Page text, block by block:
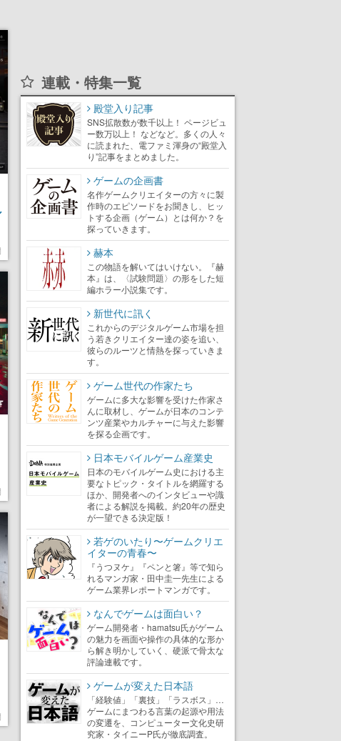
連載・特集一覧
殿堂入り記事
SNS拡散数が数千以上！ ページビュ
ー数万以上！ などなど。多くの人々
に読まれた、電ファミ渾身の“殿堂入
り”記事をまとめました。
ゲームの企画書
名作ゲームクリエイターの方々に製
作時のエピソードをお聞きし、ヒッ
トする企画（ゲーム）とは何か？を
探っていきます。
赫本
この物語を解いてはいけない。『赫
本』は、〈試験問題〉の形をした短
編ホラー小説集です。
新世代に訊く
これからのデジタルゲーム市場を担
う若きクリエイター達の姿を追い、
彼らのルーツと情熱を探っていきま
す。
ゲーム世代の作家たち
ゲームに多大な影響を受けた作家さ
んに取材し、ゲームが日本のコンテ
ンツ産業やカルチャーに与えた影響
を探る企画です。
日本モバイルゲーム産業史
日本のモバイルゲーム史における主
要なトピック・タイトルを網羅する
ほか、開発者へのインタビューや識
者による解説を掲載。約20年の歴史
が一望できる決定版！
若ゲのいたり〜ゲームクリエ
イターの青春〜
『うつヌケ』『ペンと箸』等で知ら
れるマンガ家・田中圭一先生による
ゲーム業界レポートマンガです。
なんでゲームは面白い？
ゲーム開発者・hamatsu氏がゲーム
の魅力を画面や操作の具体的な形か
ら解き明かしていく、硬派で骨太な
評論連載です。
ゲームが変えた日本語
「経験値」「裏技」「ラスボス」…
ゲームにまつわる言葉の起源や用法
の変遷を、コンピューター文化史研
究家・タイニーP氏が徹底調査。